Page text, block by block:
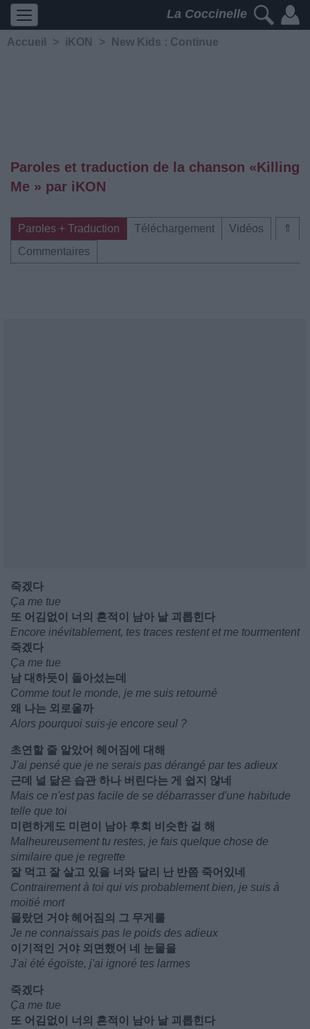
La Coccinelle
Accueil > iKON > New Kids : Continue
Paroles et traduction de la chanson «Killing
Me » par iKON
⇑
Paroles + Traduction Téléchargement
Vidéos
Commentaires
죽겠다
Ça me tue
또 어김없이 너의 흔적이 남아 날 괴롭힌다
Encore inévitablement, tes traces restent et me tourmentent
죽겠다
Ça me tue
남 대하듯이 돌아섰는데
Comme tout le monde, je me suis retourné
왜 나는 외로울까
Alors pourquoi suis-je encore seul ?
초연할 줄 알았어 헤어짐에 대해
J'ai pensé que je ne serais pas dérangé par tes adieux
근데 널 닮은 습관 하나 버린다는 게 쉽지 않네
Mais ce n'est pas facile de se débarrasser d'une habitude
telle que toi
미련하게도 미련이 남아 후회 비슷한 걸 해
Malheureusement tu restes, je fais quelque chose de
similaire que je regrette
잘 먹고 잘 살고 있을 너와 달리 난 반쯤 죽어있네
Contrairement à toi qui vis probablement bien, je suis à
moitié mort
몰랐던 거야 헤어짐의 그 무게를
Je ne connaissais pas le poids des adieux
이기적인 거야 외면했어 네 눈물을
J'ai été égoïste, j'ai ignoré tes larmes
죽겠다
Ça me tue
또 어김없이 너의 흔적이 남아 날 괴롭힌다